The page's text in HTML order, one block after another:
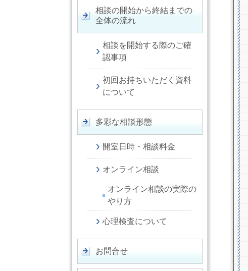
相談の開始から終結までの
全体の流れ
相談を開始する際のご確
認事項
初回お持ちいただく資料
について
多彩な相談形態
開室日時・相談料金
オンライン相談
オンライン相談の実際の
やり方
心理検査について
お問合せ